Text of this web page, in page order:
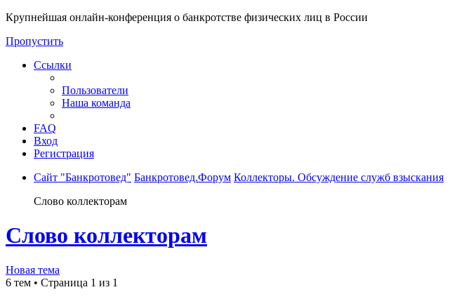
Крупнейшая онлайн-конференция о банкротстве физических лиц в России
Пропустить
Ссылки
Пользователи
Наша команда
FAQ
Вход
Регистрация
Сайт "Банкротовед" Банкротовед.Форум Коллекторы. Обсуждение служб взыскания
Слово коллекторам
Слово коллекторам
Новая тема
6 тем • Страница 1 из 1